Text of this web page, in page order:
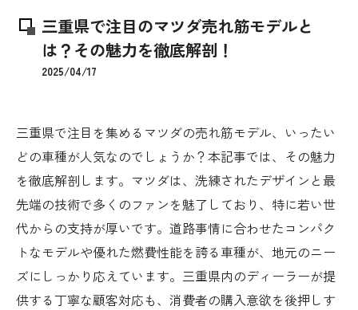
三重県で注目のマツダ売れ筋モデルと
は？その魅力を徹底解剖！
2025/04/17
三重県で注目を集めるマツダの売れ筋モデル、いったい
どの車種が人気なのでしょうか？本記事では、その魅力
を徹底解剖します。マツダは、洗練されたデザインと最
先端の技術で多くのファンを魅了しており、特に若い世
代からの支持が厚いです。道路事情に合わせたコンパク
トなモデルや優れた燃費性能を誇る車種が、地元のニー
ズにしっかり応えています。三重県内のディーラーが提
供する丁寧な顧客対応も、消費者の購入意欲を後押しす